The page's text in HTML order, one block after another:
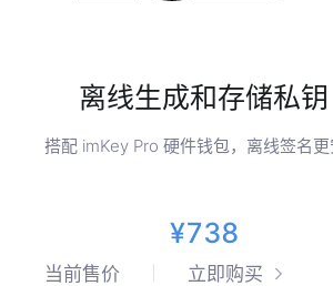
离线生成和存储私钥
搭配 imKey Pro 硬件钱包，离线签名
¥738
当前售价 立即购买